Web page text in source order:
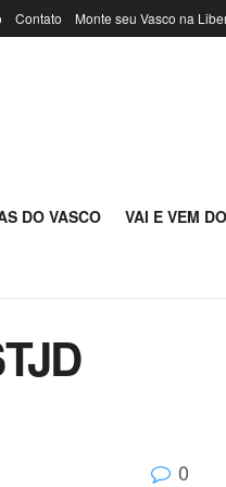
Contato Monte seu Vasco na
DO VASCO VAI E VEM
0